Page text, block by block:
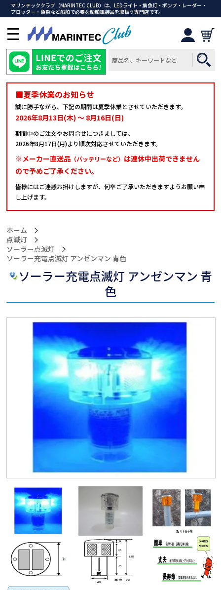
マリンテッククラブ（MARINTEC CLUB）は、LEDライト・集魚灯・ポンプ・レーダー・
プロッター・魚探など船舶で必要な船舶電装品を取扱う専門店です。
メ
ニ
ュ
ー
を
■夏季休業のお知らせ
誠に勝手ながら、下記の期間は夏季休業とさせていただきます。
2026年8月13日(木) ～ 8月16日(日)
期間中のご注文やお問合せにつきましては、
2026年8月17日(月)より順次対応させていただきます。
※メーカー直送品 （バッテリーなど） は連休中出荷できません
ので予めご了承ください。
皆様にはご迷惑お掛けしますが、何卒ご了承いただきますようお願い申
し上げます。
ホーム
点滅灯
ソーラー点滅灯
>ソーラー充電点滅灯 アンゼンマン 青色
ソーラー充電点滅灯 アンゼンマン 青
色